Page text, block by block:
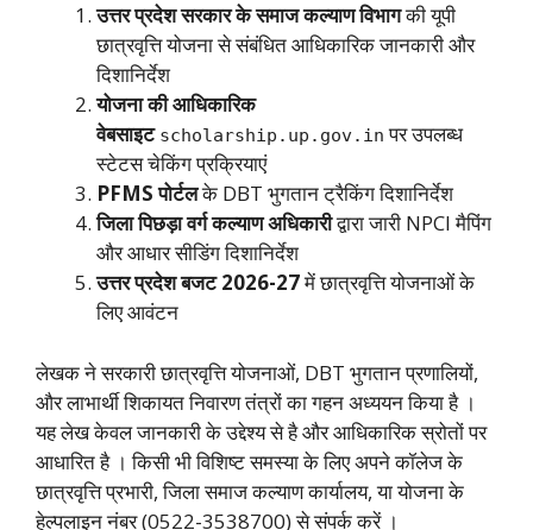
उत्तर प्रदेश सरकार के समाज कल्याण विभागकी यूपी
छात्रवृत्ति योजना से संबंधित आधिकारिक जानकारी और
दिशानिर्देश
योजना की आधिकारिक
वेबसाइट scholarship.up.gov.in पर उपलब्ध
स्टेटस चेकिंग प्रक्रियाएं
PFMS पोर्टलके DBT भुगतान ट्रैकिंग दिशानिर्देश
जिला पिछड़ा वर्ग कल्याण अधिकारीद्वारा जारी NPCI मैपिंग
और आधार सीडिंग दिशानिर्देश
उत्तर प्रदेश बजट 2026-27में छात्रवृत्ति योजनाओं के
लिए आवंटन
लेखक ने सरकारी छात्रवृत्ति योजनाओं, DBT भुगतान प्रणालियों,
और लाभार्थी शिकायत निवारण तंत्रों का गहन अध्ययन किया है ।
यह लेख केवल जानकारी के उद्देश्य से है और आधिकारिक स्रोतों पर
आधारित है । किसी भी विशिष्ट समस्या के लिए अपने कॉलेज के
छात्रवृत्ति प्रभारी, जिला समाज कल्याण कार्यालय, या योजना के
हेल्पलाइन नंबर (0522-3538700) से संपर्क करें ।